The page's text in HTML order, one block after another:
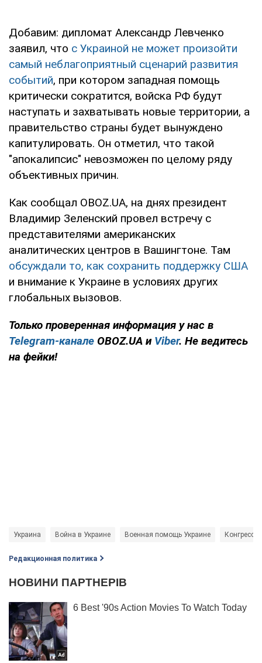
Добавим: дипломат Александр Левченко
заявил, что с Украиной не может произойти
самый неблагоприятный сценарий развития
событий, при котором западная помощь
критически сократится, войска РФ будут
наступать и захватывать новые территории, а
правительство страны будет вынуждено
капитулировать. Он отметил, что такой
"апокалипсис" невозможен по целому ряду
объективных причин.
Как сообщал OBOZ.UA, на днях президент
Владимир Зеленский провел встречу с
представителями американских
аналитических центров в Вашингтоне. Там
обсуждали то, как сохранить поддержку США
и внимание к Украине в условиях других
глобальных вызовов.
Только проверенная информация у нас в
Telegram-канале OBOZ.UA и Viber. Не ведитесь
на фейки!
Украина Война в Украине Военная помощь Украине Конгресс
Редакционная политика